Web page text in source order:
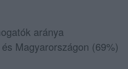
aránya
Magyarországon (69%)